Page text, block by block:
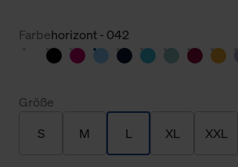
Farbehorizont - 042
Größe
S M L XL XXL